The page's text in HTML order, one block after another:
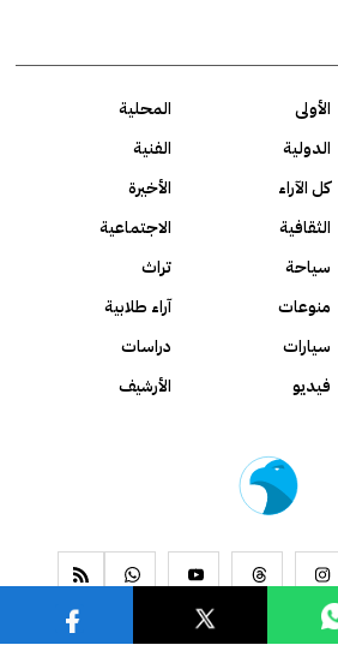
الأولى
المحلية
الدولية
الفنية
كل الآراء
الأخيرة
الثقافية
الاجتماعية
سياحة
تراث
منوعات
آراء طلابية
سيارات
دراسات
فيديو الأرشيف